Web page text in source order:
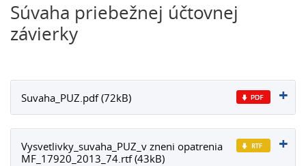
Súvaha priebežnej účtovnej
závierky
Suvaha_PUZ.pdf (72kB)
Vysvetlivky_suvaha_PUZ_v zneni opatrenia
MF_17920_2013_74.rtf (43kB)